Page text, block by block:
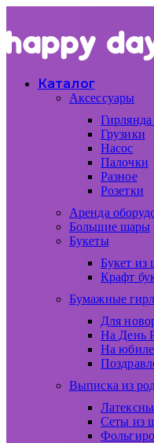
Каталог
Аксессуары
Гирлянда
Грузики
Насос
Палочки
Разное
Розетки
Аренда
Большие шары
Букеты
Букет из
Крафт
Бумажные
Для
На День
На
Выписка из
Сеты из